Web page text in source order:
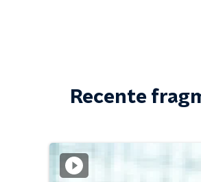
Recente